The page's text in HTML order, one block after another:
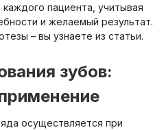
пациента, учитывая
и желаемый результат.
– вы узнаете из статьи.
зубов:
осуществляется при